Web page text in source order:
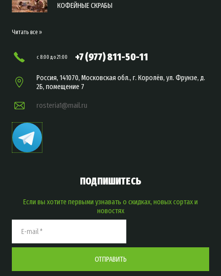
с 8:00 до 21:00 +7 (977) 811-50-11
Россия, 141070, Московская обл., г. Королёв, ул. Фрунзе, д.
2Б, помещение 7
rosteria1@mail.ru
ПОДПИШИТЕСЬ
Если вы хотите первыми узнавать о скидках, новых сортах и
новостях
ОТПРАВИТЬ
КОФЕЙНЫЕ СКРАБЫ
Читать все »